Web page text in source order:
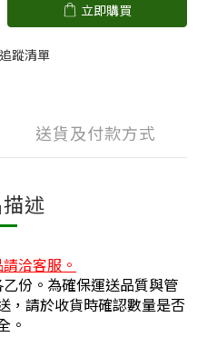
立即購買
蹤清單
送貨及付款方式
述
洽客服。
份。為確保運送品質與管
，請於收貨時確認數量是否
。